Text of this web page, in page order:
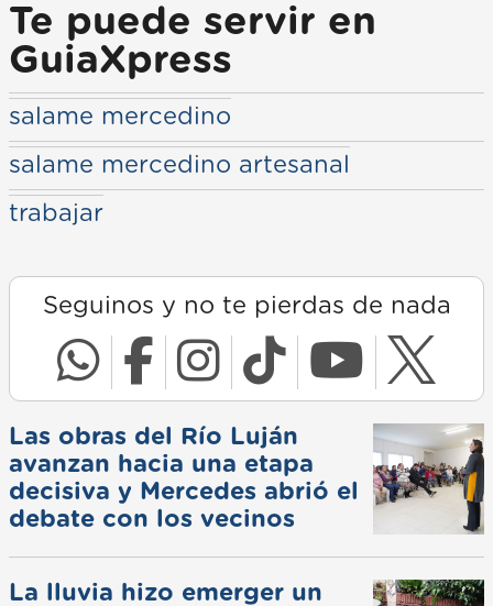
Te puede servir en
GuiaXpress
salame mercedino
salame mercedino artesanal
trabajar
Seguinos y no te pierdas de nada
Las obras del Río Luján
avanzan hacia una etapa
decisiva y Mercedes abrió el
debate con los vecinos
La lluvia hizo emerger un